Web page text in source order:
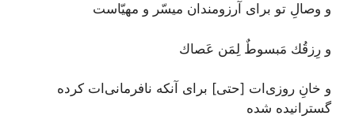
و وصالِ تو برای آرزومندان میسّر و مهیّاست
و رِزقُك مَبسوطٌ لِمَن عَصاك
و خانِ روزی‌ات [حتی] برای آنکه نافرمانی‌ات کرده
گسترانیده شده